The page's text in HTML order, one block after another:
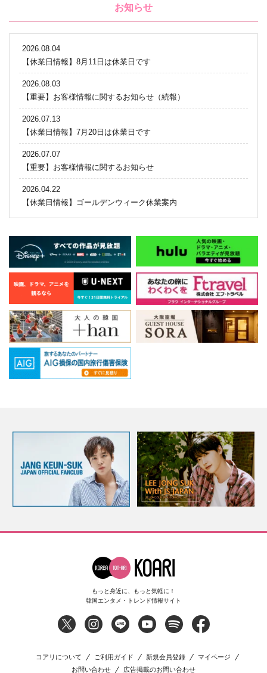
お知らせ
2026.08.04
【休業日情報】8月11日は休業日です
2026.08.03
【重要】お客様情報に関するお知らせ（続報）
2026.07.13
【休業日情報】7月20日は休業日です
2026.07.07
【重要】お客様情報に関するお知らせ
2026.04.22
【休業日情報】ゴールデンウィーク休業案内
もっと身近に、もっと気軽に！
韓国エンタメ・トレンド情報サイト
コアリについて ご利用ガイド 新規会員登録
マイページ
お問い合わせ
広告掲載のお問い合わせ